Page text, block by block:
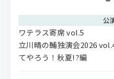
公
ワテラス寄席 vol.5
立川晴の輔独演会2026
てやろう！秋夏!?編